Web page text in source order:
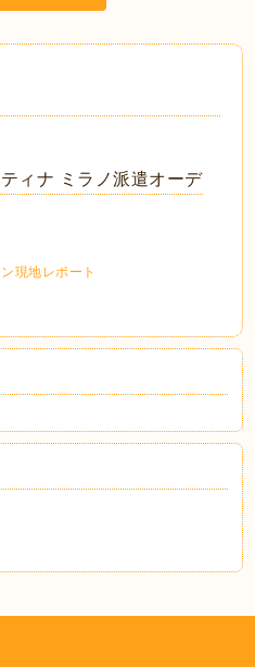
ィナ ミラノ派遣オーデ
現地レポート